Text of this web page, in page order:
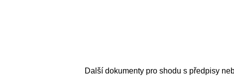
Další dokumenty pro shodu s předpisy